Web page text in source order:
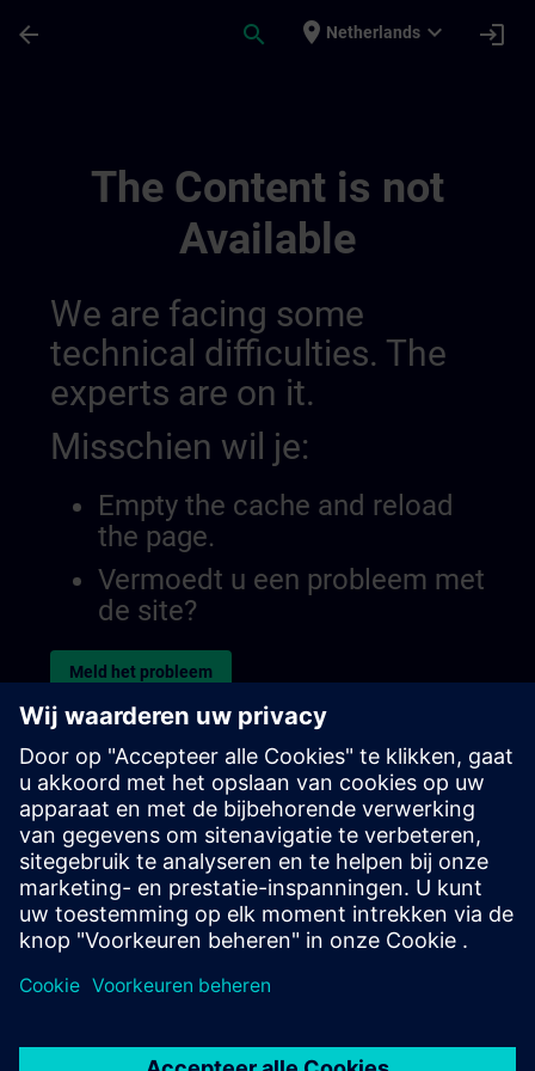
arrow_back search place Netherlands expand_more login
The Content is not
Available
We are facing some
technical difficulties. The
experts are on it.
Misschien wil je:
Empty the cache and reload
the page.
Vermoedt u een probleem met
de site?
Meld het probleem